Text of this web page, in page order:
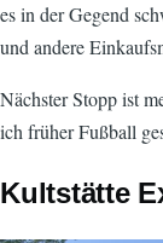
es in der Gegend
und andere
Nächster Stopp ist
ich früher Fußball
Kultstätte